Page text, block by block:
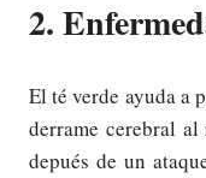
2.
El té verde ayuda a
derrame cerebral
depués de un